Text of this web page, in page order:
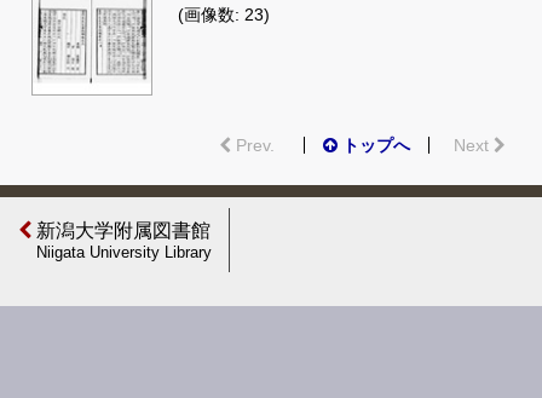
(画像数: 23)
Prev. トップへ Next
新潟大学附属図書館
Niigata University Library